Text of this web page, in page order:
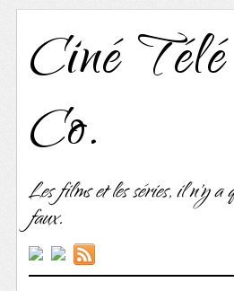
Ciné
Co.
Les films et les séries, il n'y a
faux.